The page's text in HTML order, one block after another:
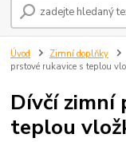
Úvod Zimní doplňky
prstové rukavice s teplou
Dívčí zimní
teplou